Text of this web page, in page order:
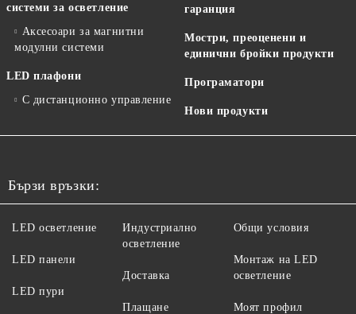
системи за осветление
Аксесоари за магнитни
модулни системи
LED плафони
С дистанционно управление
гаранция
Мостри, преоценени и
единични бройки продукти
Програматори
Нови продукти
Бързи връзки:
LED осветление
LED панели
LED пури
Индустриално
осветление
Доставка
Плащане
Общи условия
Монтаж на LED
осветление
Моят профил